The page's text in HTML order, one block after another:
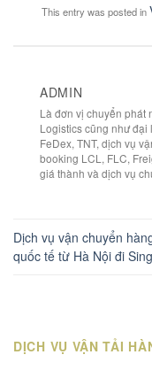
This entry was posted in
ADMIN
Là đơn vị chuyển phát
Logistics cũng như đại
FeDex, TNT, dịch vụ
booking LCL, FLC,
giá thành và dịch vụ
Dịch vụ vận chuyển
quốc tế từ Hà Nội đi
DỊCH VỤ VẬN TẢI